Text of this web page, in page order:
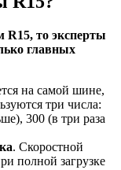
то эксперты
главных
на самой шине,
три числа:
300 (в три раза
. Скоростной
полной загрузке